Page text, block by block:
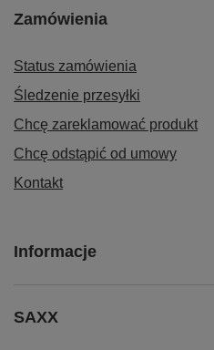
Zamówienia
Status zamówienia
Śledzenie przesyłki
Chcę zareklamować produkt
Chcę odstąpić od umowy
Kontakt
Informacje
SAXX